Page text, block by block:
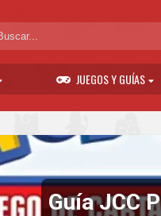
JUEGOS Y GUÍAS
Guía JCC